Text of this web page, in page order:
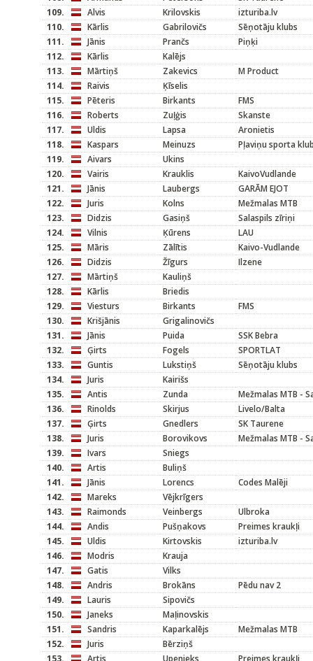
109.
Alvis Krilovskis
izturiba.lv
110.
Kārlis Gabrilovičs
Sēņotāju klubs
111.
Jānis Prančs
Piņķi
112.
Kārlis
Kalējs
113.
Mārtiņš Zakevics
M Product
114.
Raivis
Ķīselis
115.
Pēteris Birkants
FMS
116.
Roberts Zuļģis
Skanste
117.
Uldis Lapsa
Aronietis
118.
Kaspars Meinuzs
Pļaviņu sporta
119.
Aivars
Ukins
120.
Vairis Krauklis
KaivoVudlande
121.
Jānis Laubergs
GARĀM EJOT
122.
Juris Kolns
Mežmalas MTB
123.
Didzis Gasiņš
Salaspils zīriņi
124.
Vilnis Ķūrens
LAU
125.
Māris Zālītis
Kaivo-Vudlande
126.
Didzis Žīgurs
Ilzene
127.
Mārtiņš
Kauliņš
128.
Kārlis
Briedis
129.
Viesturs Birkants
FMS
130.
Krišjānis
Grigalinovičs
131.
Jānis Puida
SSK Bebra
132.
Ģirts Fogels
SPORTLAT
133.
Guntis Lukstiņš
Sēņotāju klubs
134.
Juris
Kairišs
135.
Antis Zunda
Mežmalas MTB -
136.
Rinolds Skirjus
Livelo/Balta
137.
Ģirts Gnedlers
SK Taurene
138.
Juris Borovikovs
Mežmalas MTB -
139.
Ivars
Sniegs
140.
Artis
Buliņš
141.
Jānis Lorencs
Codes Malēji
142.
Mareks
Vējkrīgers
143.
Raimonds Veinbergs
Ulbroka
144.
Andis Pušņakovs
Preimes kraukļi
145.
Uldis Kirtovskis
izturiba.lv
146.
Modris
Krauja
147.
Gatis
Vilks
148.
Andris Brokāns
Pēdu nav 2
149.
Lauris
Sipovičs
150.
Janeks
Maļinovskis
151.
Sandris Kaparkalējs
Mežmalas MTB
152.
Juris
Bērziņš
153.
Artis Upenieks
Preimes kraukļi